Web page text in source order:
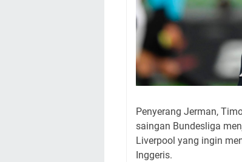
Penyerang Jerman,
saingan Bundesliga
Liverpool yang ingin
Inggeris.